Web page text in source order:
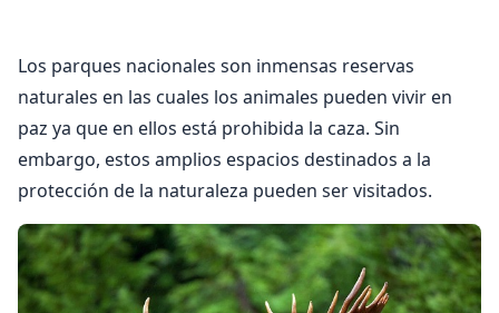
Los parques nacionales son inmensas reservas
naturales en las cuales los animales pueden vivir en
paz ya que en ellos está prohibida la caza. Sin
embargo, estos amplios espacios destinados a la
protección de la naturaleza pueden ser visitados.